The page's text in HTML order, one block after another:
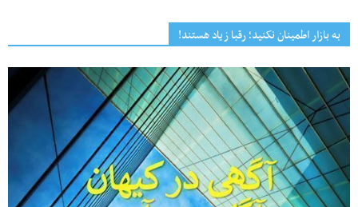
به بازار اطمینان نکنید؛ رقبا زیاد هستند!